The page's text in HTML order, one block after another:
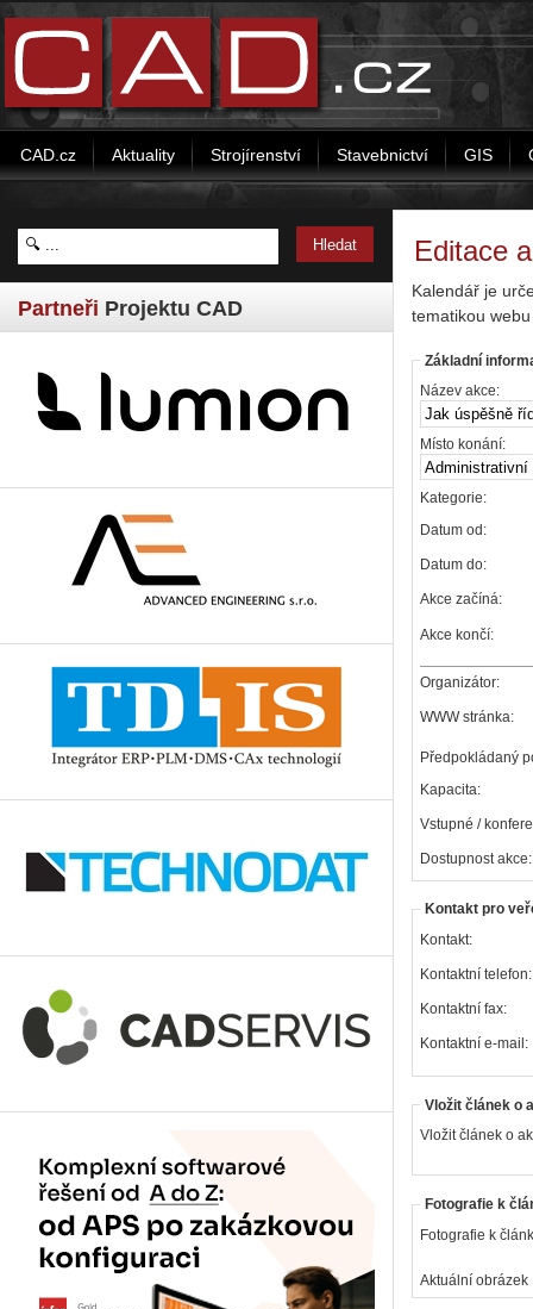
CAD.cz Aktuality Strojírenství Stavebnictví GIS
Partneři Projektu CAD
Editace
Kalendář je
tematikou
Základní
Název akce:
Místo konání:
Kategorie:
Datum od:
Datum do:
Akce začíná:
Akce končí:
Organizátor:
WWW stránka:
Předpokládaný
Kapacita:
Vstupné /
Dostupnost akce:
Kontakt pro
Kontakt:
Kontaktní telefon:
Kontaktní fax:
Kontaktní e-mail:
Vložit článek o
Vložit článek o
Fotografie k
Fotografie k
Aktuální obrázek